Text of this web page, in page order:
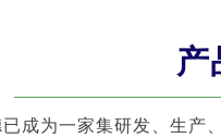
产
成为一家集研发、生产